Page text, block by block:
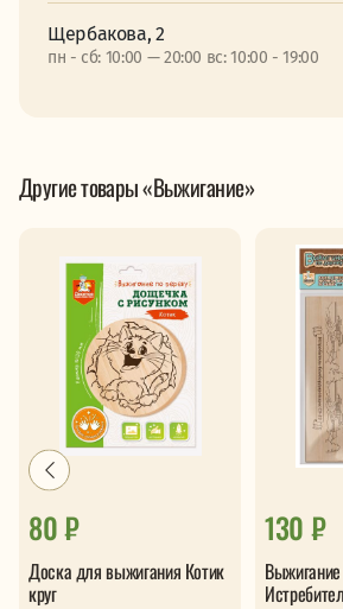
Щербакова, 2
пн - сб: 10:00 — 20:00 вс: 10:00 - 19:00
Другие товары «Выжигание»
80 ₽
Доска для выжигания Котик
круг
130 ₽